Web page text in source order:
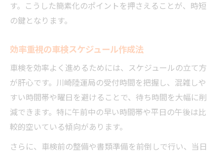
す。こうした簡素化のポイントを押さえることが、時短
の鍵となります。
効率重視の車検スケジュール作成法
車検を効率よく進めるためには、スケジュールの立て方
が肝心です。川崎陸運局の受付時間を把握し、混雑しや
すい時間帯や曜日を避けることで、待ち時間を大幅に削
減できます。特に午前中の早い時間帯や平日の午後は比
較的空いている傾向があります。
さらに、車検前の整備や書類準備を前倒しで行い、当日